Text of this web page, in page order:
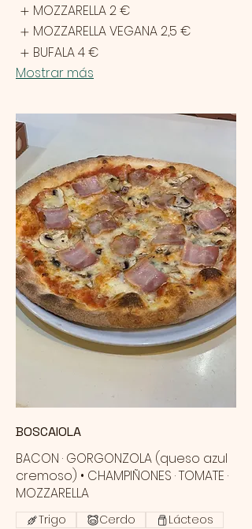
MOZZARELLA2 €
MOZZARELLA VEGANA2,5 €
BUFALA4 €
Mostrar más
BOSCAIOLA
BACON · GORGONZOLA (queso azul
cremoso) • CHAMPIÑONES · TOMATE ·
MOZZARELLA
Trigo Cerdo Lácteos